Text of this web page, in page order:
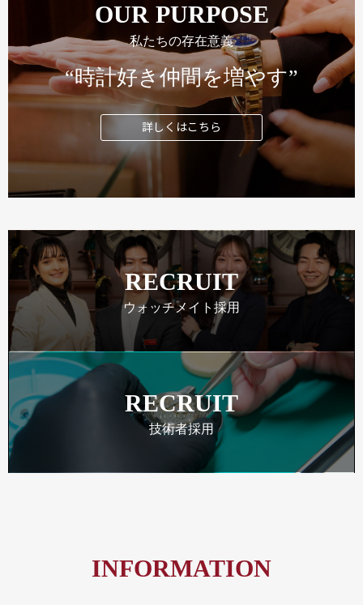
OUR PURPOSE
私たちの存在意義
“時計好き仲間を増やす”
詳しくはこちら
RECRUIT
ウォッチメイト採用
RECRUIT
技術者採用
INFORMATION